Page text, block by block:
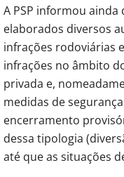
A PSP informou
elaborados diversos
infrações rodoviárias
infrações no âmbito
privada e,
medidas de
encerramento
dessa tipologia
até que as situações